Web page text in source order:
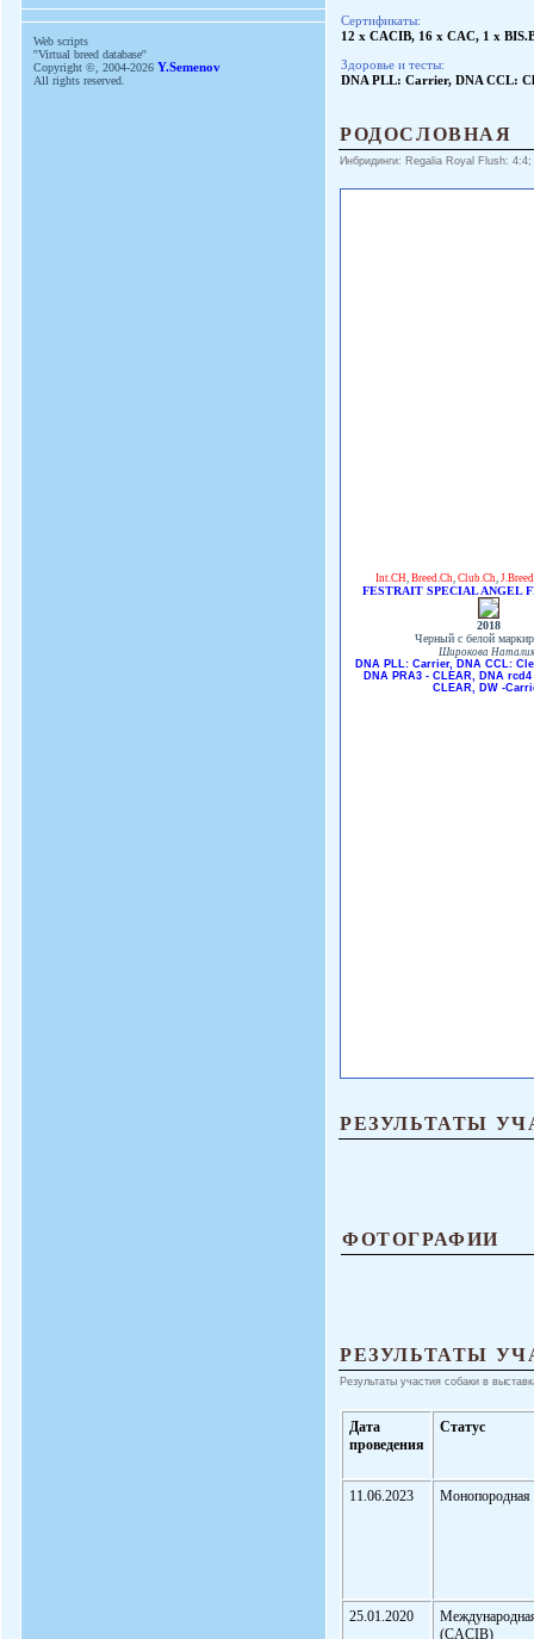
Web scripts
''Virtual breed database''
Copyright ©, 2004-2026 Y.Semenov
All rights reserved.
Сертификаты:
12 x CACIB, 16 x CAC, 1 x
Здоровье и тесты:
DNA PLL: Carrier, DNA CCL:
РОДОСЛОВНАЯ
Инбридинги: Regalia Royal Flush: 4:4;
Int.CH,Breed.Ch,Club.Ch,
FESTRAIT SPECIAL ANGEL
2018
Черный с белой
Широкова Наталия
DNA PLL: Carrier, DNA CCL:
DNA PRA3 - CLEAR, DNA
CLEAR, DW -
РЕЗУЛЬТАТЫ
ФОТОГРАФИИ
РЕЗУЛЬТАТЫ
Результаты участия собаки в
Дата
проведения
Статус
11.06.2023 Монопородная
25.01.2020
(CACIB)